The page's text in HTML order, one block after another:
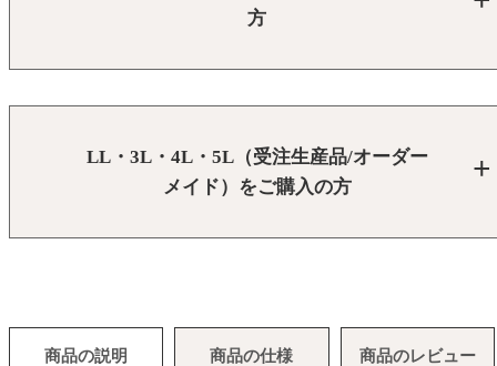
方
LL・3L・4L・5L（受注生産品/オーダー
メイド）をご購入の方
商品の説明 商品の仕様 商品のレビュー